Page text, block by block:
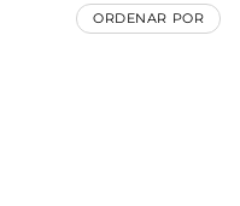
ORDENAR POR